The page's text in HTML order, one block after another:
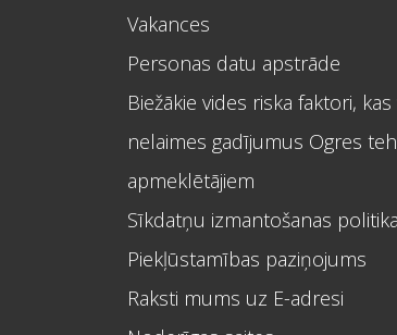
Vakances
Personas datu apstrāde
Biežākie vides riska faktori,
nelaimes gadījumus Ogres
apmeklētājiem
Sīkdatņu izmantošanas politika
Piekļūstamības paziņojums
Raksti mums uz E-adresi